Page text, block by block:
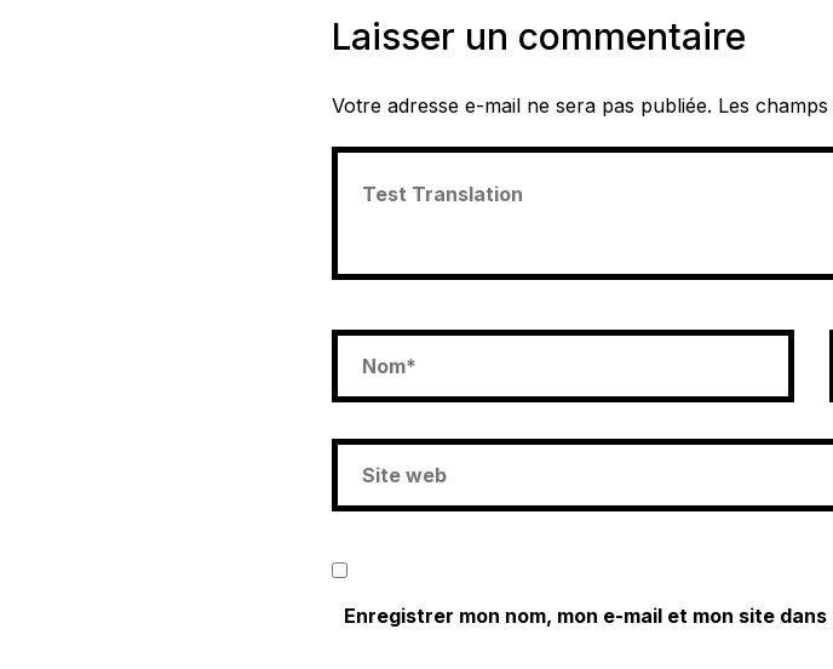
Laisser un commentaire
Votre adresse e-mail ne sera pas publiée. Les
Enregistrer mon nom, mon e-mail et mon site